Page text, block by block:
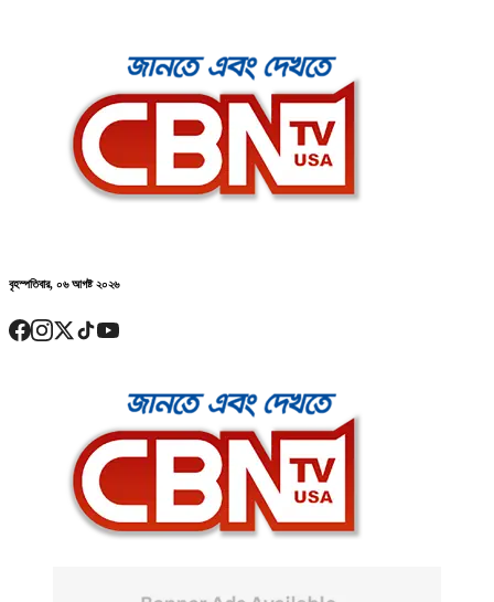
বৃহস্পতিবার, ০৬ আগষ্ট ২০২৬